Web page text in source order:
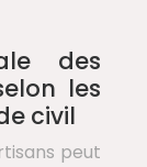
des
les
civil
peut